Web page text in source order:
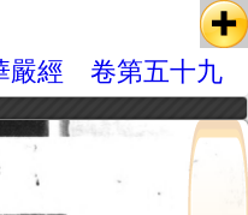
嚴經 卷第五十九